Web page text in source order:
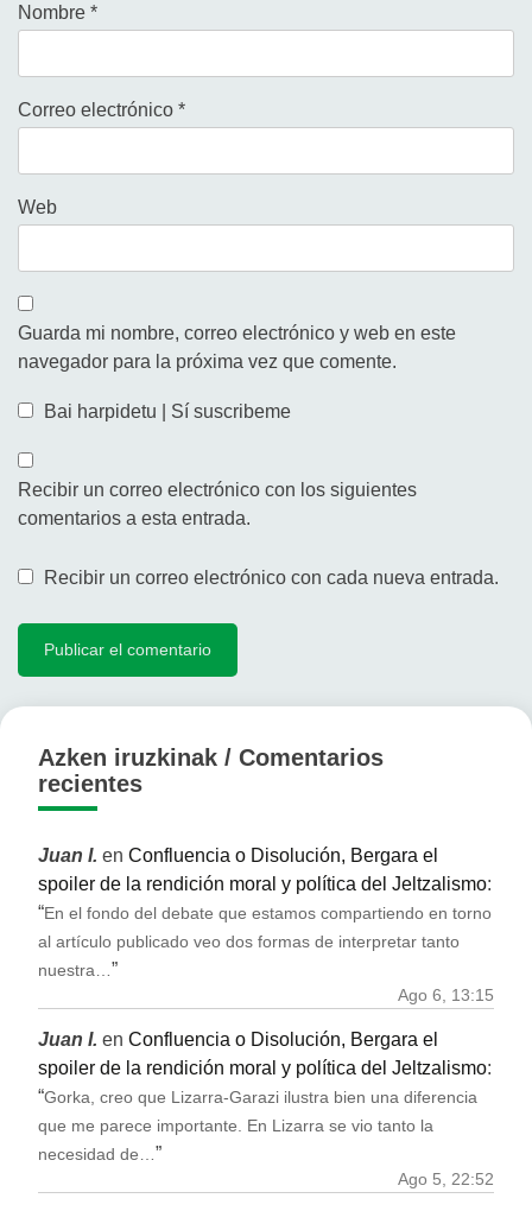
Nombre *
Correo electrónico *
Web
Guarda mi nombre, correo electrónico y web en este
navegador para la próxima vez que comente.
Bai harpidetu | Sí suscribeme
Recibir un correo electrónico con los siguientes
comentarios a esta entrada.
Recibir un correo electrónico con cada nueva entrada.
Azken iruzkinak / Comentarios
recientes
Juan I. en Confluencia o Disolución, Bergara el
spoiler de la rendición moral y política del Jeltzalismo:
“En el fondo del debate que estamos compartiendo en torno
al artículo publicado veo dos formas de interpretar tanto
nuestra…”
Ago 6, 13:15
Juan I. en Confluencia o Disolución, Bergara el
spoiler de la rendición moral y política del Jeltzalismo:
“Gorka, creo que Lizarra-Garazi ilustra bien una diferencia
que me parece importante. En Lizarra se vio tanto la
necesidad de…”
Ago 5, 22:52